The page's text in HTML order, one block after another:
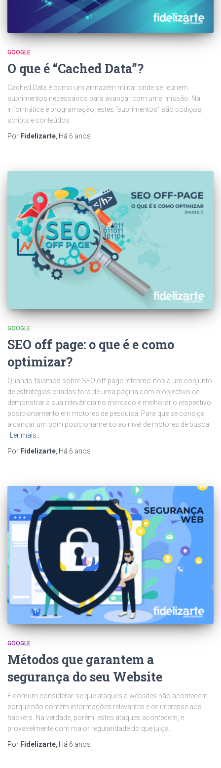
GOOGLE
O que é “Cached Data”?
Cached Data é como um armazém militar onde se reúnem
suprimentos necessários para avançar com uma missão. Na
informática e programação, estes “suprimentos” são códigos,
scripts e conteúdos.
Por Fidelizarte, Há 6 anos
GOOGLE
SEO off page: o que é e como
optimizar?
Quando falamos sobre SEO off page referimo-nos a um conjunto
de estratégias criadas fora de uma página com o objectivo de
demonstrar a sua relevância no mercado e melhorar o respectivo
posicionamento em motores de pesquisa. Para que se consiga
alcançar um bom posicionamento ao nível de motores de busca
Ler mais…
Por Fidelizarte , Há 6 anos
GOOGLE
Métodos que garantem a
segurança do seu Website
É comum considerar-se que ataques a websites não acontecem
porque não contêm informações relevantes e de interesse aos
hackers. Na verdade, porém, estes ataques acontecem, e
provavelmente com maior regularidade do que julga.
Por Fidelizarte , Há 6 anos